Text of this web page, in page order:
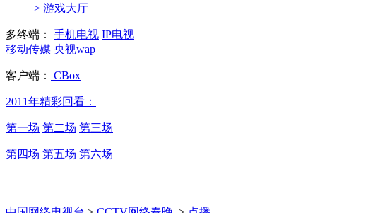
> 游戏大厅
多终端： 手机电视 IP电视
移动传媒 央视wap
客户端： CBox
2011年精彩回看：
第一场 第二场 第三场
第四场 第五场 第六场